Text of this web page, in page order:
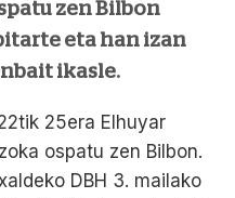
zen Bilbon
eta han izan
ikasle.
25era Elhuyar
ospatu zen Bilbon.
DBH 3. mailako